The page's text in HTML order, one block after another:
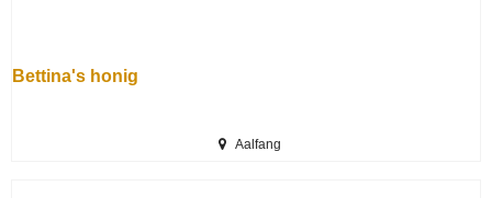
Bettina's honig
Aalfang